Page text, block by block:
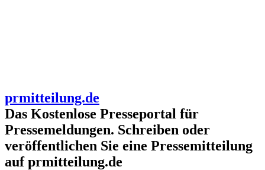
prmitteilung.de
Das Kostenlose Presseportal für
Pressemeldungen. Schreiben oder
veröffentlichen Sie eine Pressemitteilung
auf prmitteilung.de